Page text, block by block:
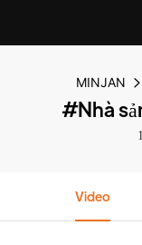
MINJAN
#Nhà
Video